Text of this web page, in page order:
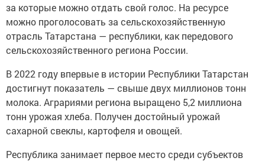
за которые можно отдать свой голос. На ресурсе
можно проголосовать за сельскохозяйственную
отрасль Татарстана — республики, как передового
сельскохозяйственного региона России.
В 2022 году впервые в истории Республики Татарстан
достигнут показатель — свыше двух миллионов тонн
молока. Аграриями региона выращено 5,2 миллиона
тонн урожая хлеба. Получен достойный урожай
сахарной свеклы, картофеля и овощей.
Республика занимает первое место среди субъектов